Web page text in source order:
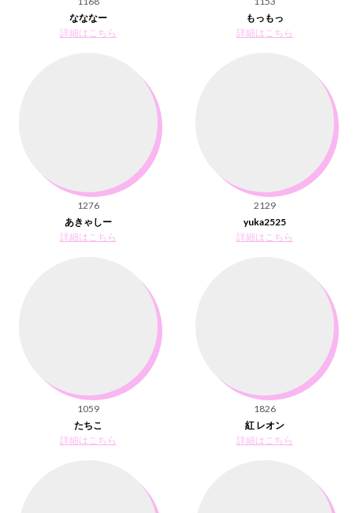
なななー
詳細はこちら
もっもっ
詳細はこちら
1276
あきゃしー
詳細はこちら
2129
yuka2525
詳細はこちら
1059
たちこ
詳細はこちら
1826
紅 レオン
詳細はこちら